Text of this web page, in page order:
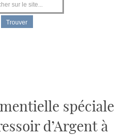
spéciale
d’Argent à